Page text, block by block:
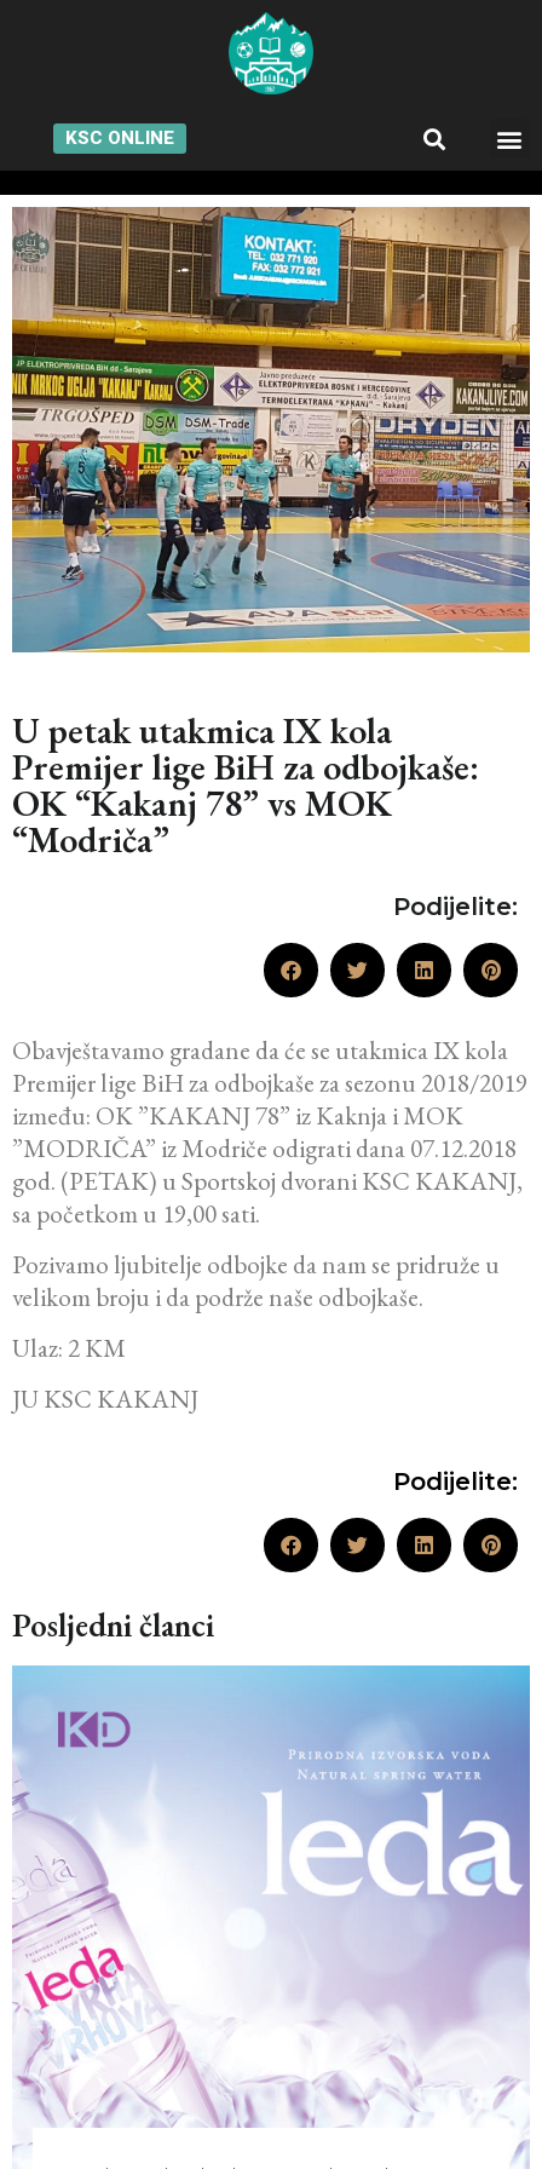
KSC ONLINE
U petak utakmica IX kola
Premijer lige BiH za odbojkaše:
OK “Kakanj 78” vs MOK
“Modriča”
Podijelite:
Obavještavamo gradane da će se utakmica IX kola
Premijer lige BiH za odbojkaše za sezonu 2018/2019
između: OK ”KAKANJ 78” iz Kaknja i MOK
”MODRIČA” iz Modriče odigrati dana 07.12.2018
god. (PETAK) u Sportskoj dvorani KSC KAKANJ,
sa početkom u 19,00 sati.
Pozivamo ljubitelje odbojke da nam se pridruže u
velikom broju i da podrže naše odbojkaše.
Ulaz: 2 KM
JU KSC KAKANJ
Podijelite:
Posljedni članci